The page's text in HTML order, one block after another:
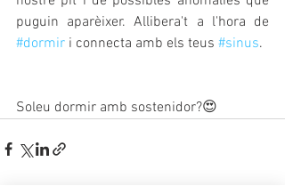
#dormir i connecta amb els teus #sinus.
Soleu dormir amb sostenidor?😍